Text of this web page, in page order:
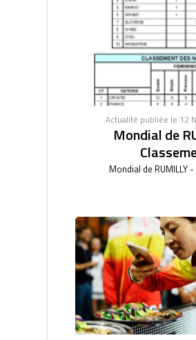
Actualité publiée le 12
Mondial de
Mondial de RUMILLY